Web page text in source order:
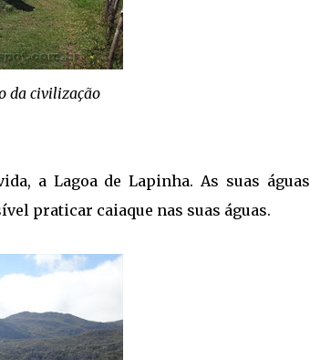
da civilização
a Lagoa de Lapinha. As suas águas
praticar caiaque nas suas águas.